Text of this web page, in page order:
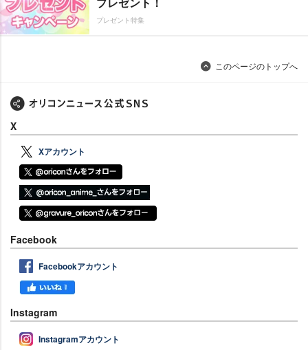
プレゼント特集
このページのトップへ
X
Xアカウント
Facebook
Facebookアカウント
Instagram
Instagramアカウント